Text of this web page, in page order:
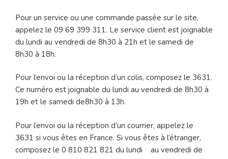
Pour un service ou une commande passée sur le site,
appelez le 09 69 399 311. Le service client est joignable
du lundi au vendredi de 8h30 à 21h et le samedi de
8h30 à 18h.
Pour l’envoi ou la réception d’un colis, composez le 3631.
Ce numéro est joignable du lundi au vendredi de 8h30 à
19h et le samedi de8h30 à 13h.
Pour l’envoi ou la réception d’un courrier, appelez le
3631 si vous êtes en France. Si vous êtes à l’étranger,
composez le 0 810 821 821 du lundi au vendredi de